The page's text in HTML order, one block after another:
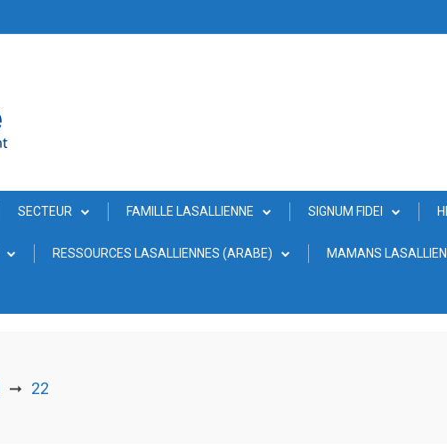
SECTEUR FAMILLE LASALLIENNE SIGNUM FIDEI
RESSOURCES LASALLIENNES (ARABE) MAMANS
➞ 22